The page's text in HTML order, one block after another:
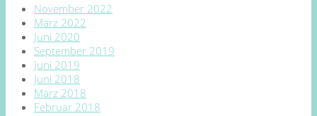
November 2022
März 2022
Juni 2020
September 2019
Juni 2019
Juni 2018
März 2018
Februar 2018